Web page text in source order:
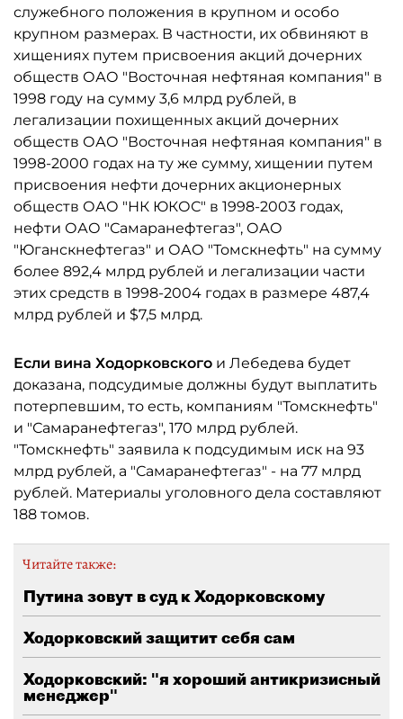
служебного положения в крупном и особо
крупном размерах. В частности, их обвиняют в
хищениях путем присвоения акций дочерних
обществ ОАО "Восточная нефтяная компания" в
1998 году на сумму 3,6 млрд рублей, в
легализации похищенных акций дочерних
обществ ОАО "Восточная нефтяная компания" в
1998-2000 годах на ту же сумму, хищении путем
присвоения нефти дочерних акционерных
обществ ОАО "НК ЮКОС" в 1998-2003 годах,
нефти ОАО "Самаранефтегаз", ОАО
"Юганскнефтегаз" и ОАО "Томскнефть" на сумму
более 892,4 млрд рублей и легализации части
этих средств в 1998-2004 годах в размере 487,4
млрд рублей и $7,5 млрд.
Если вина Ходорковского и Лебедева будет
доказана, подсудимые должны будут выплатить
потерпевшим, то есть, компаниям "Томскнефть"
и "Самаранефтегаз", 170 млрд рублей.
"Томскнефть" заявила к подсудимым иск на 93
млрд рублей, а "Самаранефтегаз" - на 77 млрд
рублей. Материалы уголовного дела составляют
188 томов.
Читайте также:
Путина зовут в суд к Ходорковскому
Ходорковский защитит себя сам
Ходорковский: "я хороший антикризисный
менеджер"